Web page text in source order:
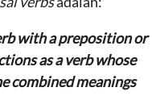
with a preposition or
as a verb whose
combined meanings